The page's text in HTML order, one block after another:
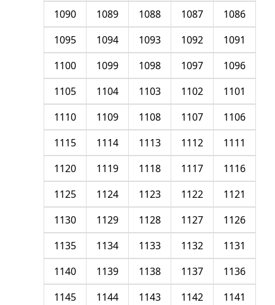
1086
1087
1088
1089
1090
1091
1092
1093
1094
1095
1096
1097
1098
1099
1100
1101
1102
1103
1104
1105
1106
1107
1108
1109
1110
1111
1112
1113
1114
1115
1116
1117
1118
1119
1120
1121
1122
1123
1124
1125
1126
1127
1128
1129
1130
1131
1132
1133
1134
1135
1136
1137
1138
1139
1140
1141
1142
1143
1144
1145